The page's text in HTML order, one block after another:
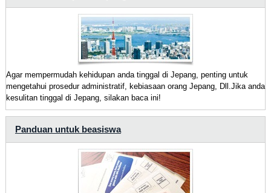
Agar mempermudah kehidupan anda tinggal di Jepang, penting untuk
mengetahui prosedur administratif, kebiasaan orang Jepang, Dll.Jika anda
kesulitan tinggal di Jepang, silakan baca ini!
Panduan untuk beasiswa